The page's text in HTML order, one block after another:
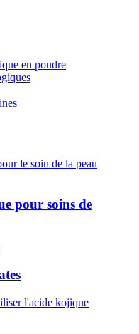
pour soins de